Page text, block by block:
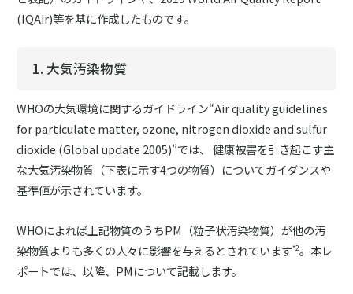
(IQAir)等を基に作成したものです。
1. 大気汚染物質
WHOの大気環境に関するガイドライン“Air quality guidelines
for particulate matter, ozone, nitrogen dioxide and sulfur
dioxide (Global update 2005)”では、 健康被害を引き起こす主
な大気汚染物質（下表に示す4つの物質）についてガイダンスや
基準値が示されています。
WHOによれば上記物質のうちPM（粒子状汚染物質）が他の汚
染物質よりも多くの人々に影響を与えるとされています*2。本レ
ポートでは、以降、PMについて記載します。